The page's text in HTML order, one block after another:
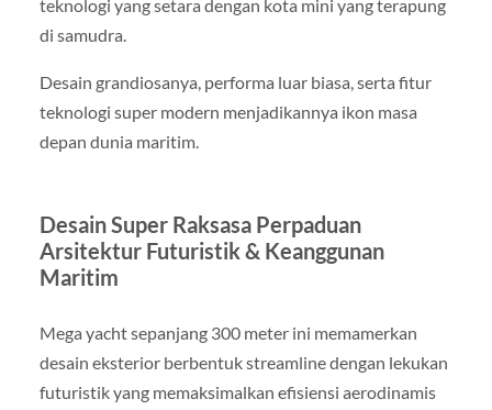
teknologi yang setara dengan kota mini yang terapung
di samudra.
Desain grandiosanya, performa luar biasa, serta fitur
teknologi super modern menjadikannya ikon masa
depan dunia maritim.
Desain Super Raksasa Perpaduan
Arsitektur Futuristik & Keanggunan
Maritim
Mega yacht sepanjang 300 meter ini memamerkan
desain eksterior berbentuk streamline dengan lekukan
futuristik yang memaksimalkan efisiensi aerodinamis